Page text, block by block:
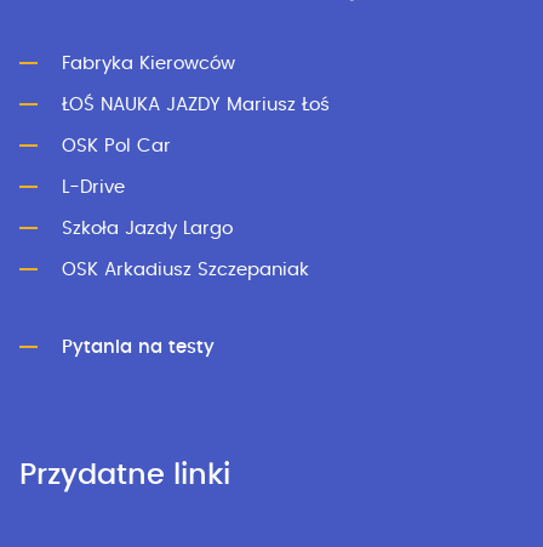
Fabryka Kierowców
ŁOŚ NAUKA JAZDY Mariusz Łoś
OSK Pol Car
L-Drive
Szkoła Jazdy Largo
OSK Arkadiusz Szczepaniak
Pytania na testy
Przydatne linki